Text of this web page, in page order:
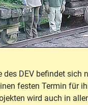
des DEV befindet sich
festen Termin für
wird auch in